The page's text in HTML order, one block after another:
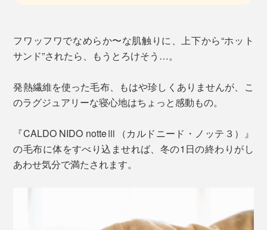
フワッフワでなめらか〜な肌触りに、上下から“ホット
サンド”されたら、もうとろけそう…。
発熱繊維を使った毛布、もはや珍しくありませんが、こ
のラグジュアリーな寝心地はちょっと感動もの。
『CALDO NIDO notteⅢ（カルドニード・ノッテ３）』
の毛布に体をすべり込ませれば、冬の1日の終わりがし
あわせ気分で満たされます。